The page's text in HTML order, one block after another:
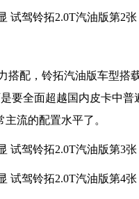
配，铃拓汽油版车型搭载
要全面超越国内皮卡中
流的配置水平了。